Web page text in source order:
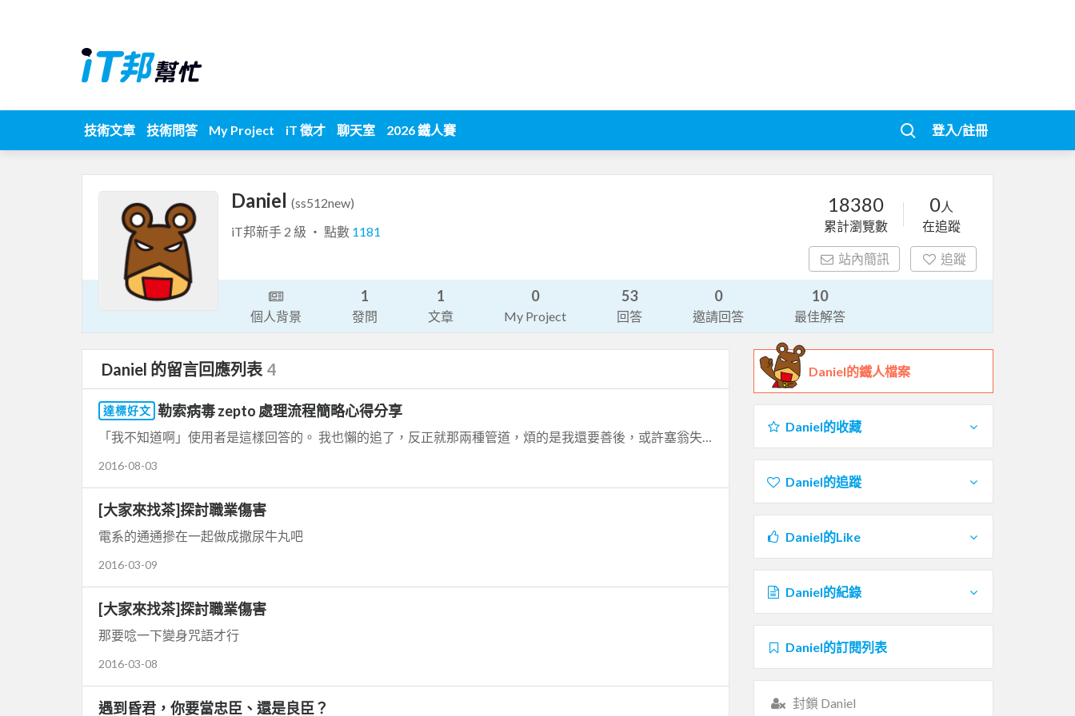
技術文章 技術問答 My Project iT 徵才 聊天室 2026 鐵人賽 登入/註冊
Daniel (ss512new)
iT邦新手 2 級 ‧ 點數 1181
18380
累計瀏覽數
0人
在追蹤
站內簡訊 追蹤
個人背景
1
發問
1
文章
0
My Project
53
回答
0
邀請回答
10
最佳解答
Daniel 的留言回應列表 4
達標好文 勒索病毒 zepto 處理流程簡略心得分享
「我不知道啊」使用者是這樣回答的。 我也懶的追了，反正就那兩種管道，煩的是我還要善後，或許塞翁失馬焉...
2016-08-03
[大家來找茶]探討職業傷害
電系的通通摻在一起做成撒尿牛丸吧
2016-03-09
[大家來找茶]探討職業傷害
那要唸一下變身咒語才行
2016-03-08
遇到昏君，你要當忠臣、還是良臣？
Daniel的鐵人檔案
Daniel的收藏
Daniel的追蹤
Daniel的Like
Daniel的紀錄
Daniel的訂閱列表
封鎖 Daniel